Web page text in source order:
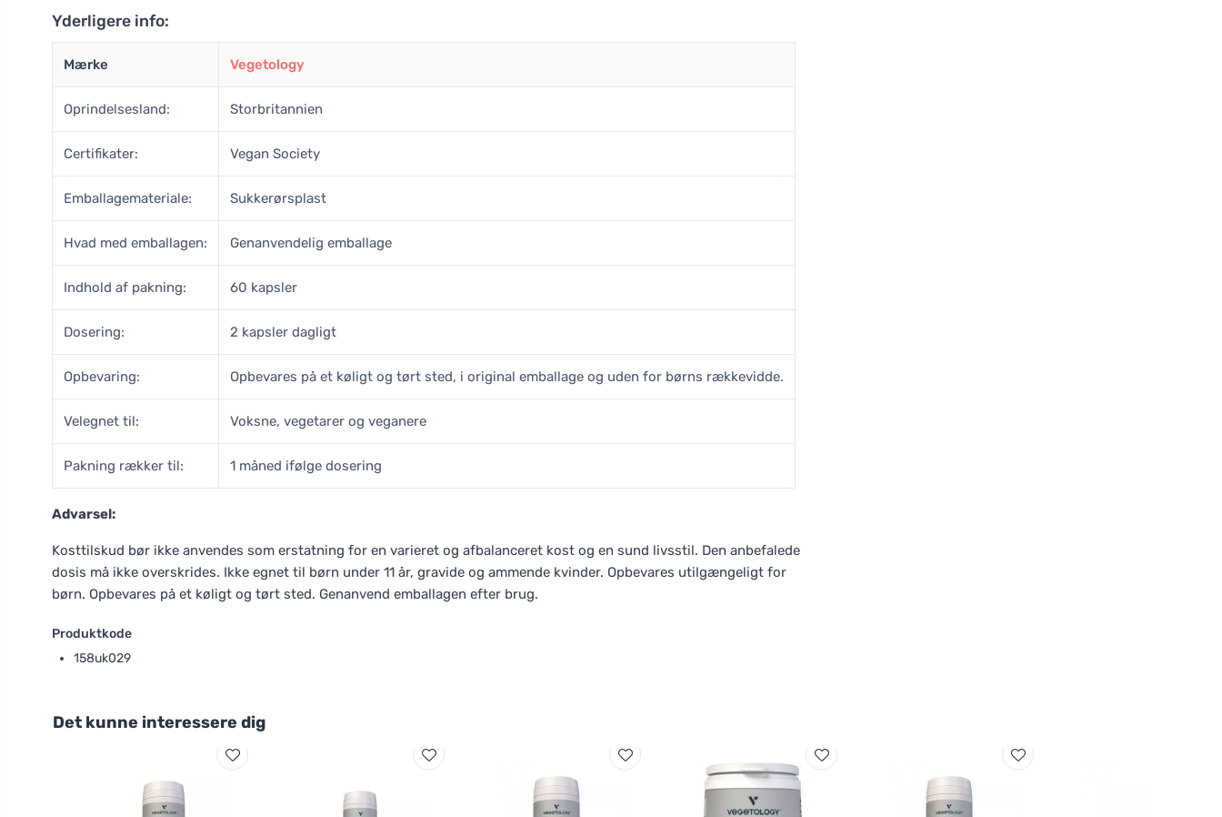
Yderligere info:
Mærke Vegetology
Oprindelsesland: Storbritannien
Certifikater: Vegan Society
Emballagemateriale: Sukkerørsplast
Hvad med emballagen: Genanvendelig emballage
Indhold af pakning: 60 kapsler
Dosering: 2 kapsler dagligt
Opbevaring: Opbevares på et køligt og tørt sted, i original emballage og uden for børns rækkevidde.
Velegnet til: Voksne, vegetarer og veganere
Pakning rækker til: 1 måned ifølge dosering
Advarsel:
Kosttilskud bør ikke anvendes som erstatning for en varieret og afbalanceret kost og en sund livsstil. Den anbefalede
dosis må ikke overskrides. Ikke egnet til børn under 11 år, gravide og ammende kvinder. Opbevares utilgængeligt for
børn. Opbevares på et køligt og tørt sted. Genanvend emballagen efter brug.
Produktkode
158uk029
Det kunne interessere dig